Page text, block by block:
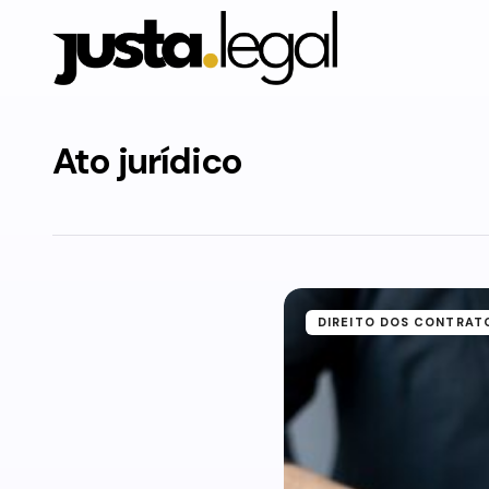
Ato jurídico
DIREITO DOS